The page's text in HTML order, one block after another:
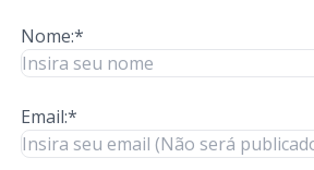
Nome:*
Email:*